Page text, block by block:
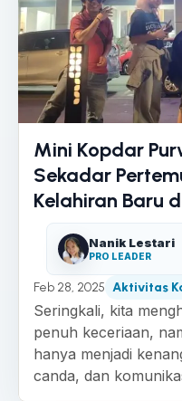
Mini Kopdar
Sekadar
Kelahiran Baru
Nanik Lestari
PRO LEADER
Feb 28, 2025 Aktivitas
Seringkali, kita
penuh keceriaan,
hanya menjadi
canda, dan